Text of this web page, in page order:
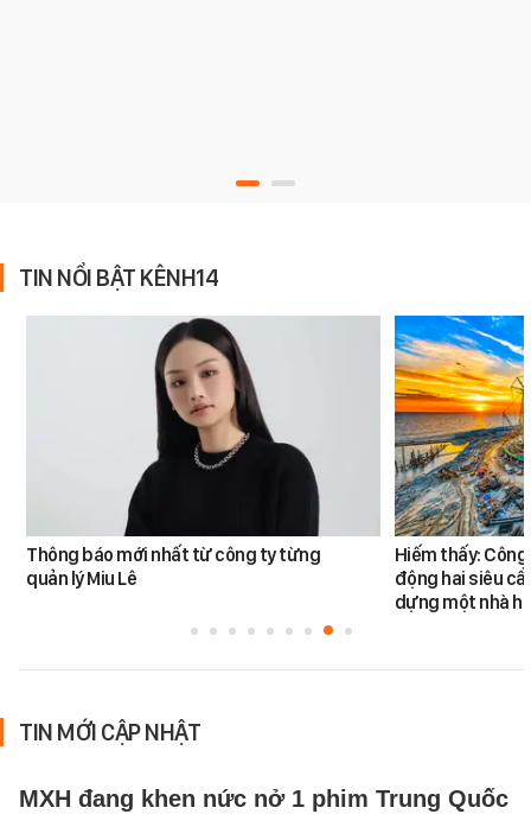
TIN NỔI BẬT KÊNH14
Thông báo mới nhất từ công ty từng
quản lý Miu Lê
Hiếm thấy:
động hai siêu
dựng một nhà
TIN MỚI CẬP NHẬT
MXH đang khen nức nở 1 phim Trung Quốc